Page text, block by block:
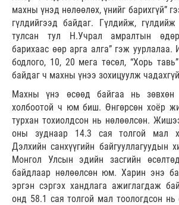
махны үнэд нөлөөлөх, үнийг барихгүй”
гүлдийгээд байдаг. Гүлдийж, гүлдийж
тулсан тул Н.Учрал амралтын
барихаас өөр арга алга” гэж уурлалаа.
бодлого, 10, 20 мега төсөл, “Хорь
байдаг ч махны үнээ зохицуулж
Махны үнэ өсөөд байгаа нь зөвхөн
холбоотой ч юм биш. Өнгөрсөн хоёр
турхан тохиолдсон нь нөлөөлсөн.
оны зуднаар 14.3 сая толгой мал
Дэлхийн санхүүгийн байгууллагуудын
Монгол Улсын эдийн засгийн
байдлаар нөлөөлсөн юм. Харин энэ
эргэн сэргэх хандлага ажиглагдаж
онд 58.1 сая толгой мал тоологдсон